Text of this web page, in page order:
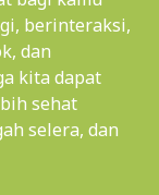
berinteraksi,
dan
kita dapat
sehat
selera, dan